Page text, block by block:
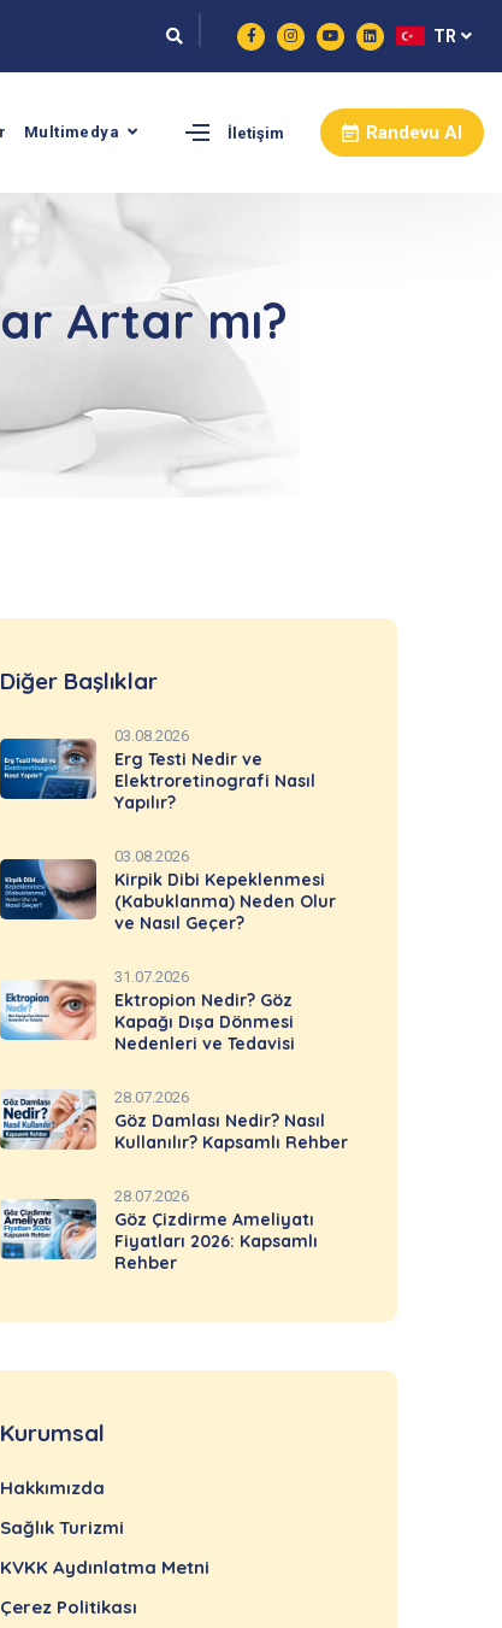
TR
Multimedya İletişim Randevu Al
Artar mı?
Diğer Başlıklar
03.08.2026
Erg Testi Nedir ve
Elektroretinografi Nasıl
Yapılır?
03.08.2026
Kirpik Dibi Kepeklenmesi
(Kabuklanma) Neden Olur
ve Nasıl Geçer?
31.07.2026
Ektropion Nedir? Göz
Kapağı Dışa Dönmesi
Nedenleri ve Tedavisi
28.07.2026
Göz Damlası Nedir? Nasıl
Kullanılır? Kapsamlı Rehber
28.07.2026
Göz Çizdirme Ameliyatı
Fiyatları 2026: Kapsamlı
Rehber
Kurumsal
Hakkımızda
Sağlık Turizmi
KVKK Aydınlatma Metni
Çerez Politikası